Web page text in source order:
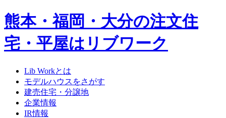
熊本・福岡・大分の注文住
宅・平屋はリブワーク
Lib Workとは
モデルハウスをさがす
建売住宅・分譲地
企業情報
IR情報